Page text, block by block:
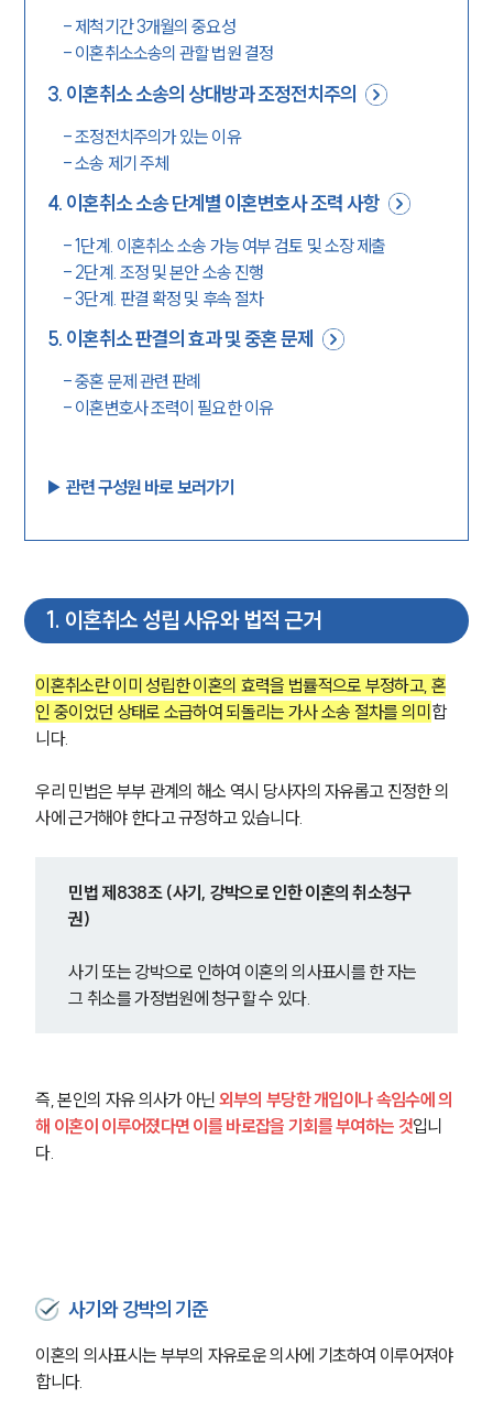
- 제척기간 3개월의 중요성
- 이혼취소소송의 관할 법원 결정
3. 이혼취소 소송의 상대방과 조정전치주의
-조정전치주의가 있는 이유
-소송 제기 주체
4. 이혼취소 소송 단계별 이혼변호사 조력 사항
-1단계. 이혼취소 소송 가능 여부 검토 및 소장 제출
- 2단계. 조정 및 본안 소송 진행
- 3단계. 판결 확정 및 후속 절차
5. 이혼취소 판결의 효과 및 중혼 문제
-중혼 문제 관련 판례
- 이혼변호사 조력이 필요한 이유
▶︎ 관련 구성원 바로 보러가기
1 . 이혼취소 성립 사유와 법적 근거
이혼취소란 이미 성립한 이혼의 효력을 법률적으로 부정하고, 혼
인 중이었던 상태로 소급하여 되돌리는 가사 소송 절차를 의미 합
니다.
우리 민법은 부부 관계의 해소 역시 당사자의 자유롭고 진정한 의
사에 근거해야 한다고 규정하고 있습니다.
민법 제838조 (사기, 강박으로 인한 이혼의 취소청구
권)
사기 또는 강박으로 인하여 이혼의 의사표시를 한 자는
그 취소를 가정법원에 청구할 수 있다.
즉, 본인의 자유 의사가 아닌 외부의 부당한 개입이나 속임수에 의
해 이혼이 이루어졌다면 이를 바로잡을 기회를 부여하는 것입니
다.
사기와 강박의 기준
이혼의 의사표시는 부부의 자유로운 의사에 기초하여 이루어져야
합니다.